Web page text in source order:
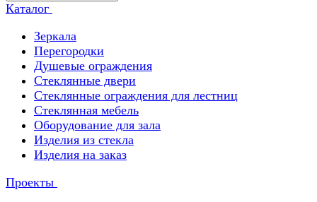
Каталог
Зеркала
Перегородки
Душевые ограждения
Стеклянные двери
Стеклянные ограждения для лестниц
Стеклянная мебель
Оборудование для зала
Изделия из стекла
Изделия на заказ
Проекты